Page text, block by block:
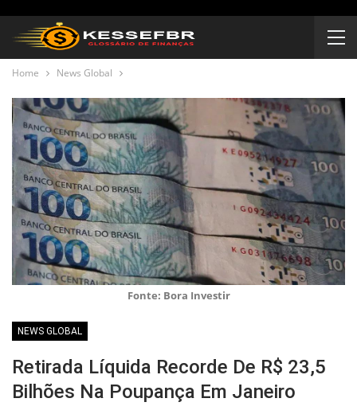
Home News Global
Fonte: Bora Investir
NEWS GLOBAL
Retirada Líquida Recorde De R$ 23,5
Bilhões Na Poupança Em Janeiro